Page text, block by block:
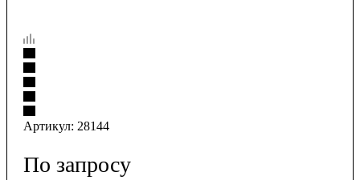
Артикул: 28144
По запросу